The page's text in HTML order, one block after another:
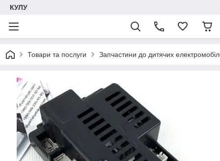
КУЛУ
Товари та послуги Запчастини до дитячих